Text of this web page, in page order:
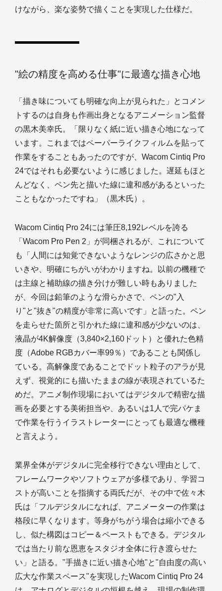
けながら、楽な姿勢で描くことを実現した仕様だ。
"絵の精度を高める仕事"に最適な描き心地
「描き味についても明確な向上が見られた」とコメン
トするのは自身も作画出身となるアニメーション監督
の黒木美幸氏。「限りなく紙に近い描き心地になって
います。これまではペーパーライクフィルムを貼って
作業をすることもあったのですが、Wacom Cintiq Pro
24ではそれも必要ないように感じました。遅延もほと
んどなく、ペン先と描いた線に違和感があるといった
こともなかったですね」（黒木氏）。
Wacom Cintiq Pro 24には筆圧8,192レベルを誇る
「Wacom Pro Pen 2」が同梱されるが、これについて
も「人間には知覚できないようなレンジの広さかと思
いきや、明確にちがいがわかりますね。以前の機種で
は主線と補助線の描き分けが難しい時もありました
が、今回は鉛筆のような滑らかさで、ペンの"入
り"と"抜き"の精度が非常に高いです」と語った。ペン
を走らせた箇所と引かれた線に違和感が少ないのは、
液晶が4K解像度（3,840×2,160ドット）と優れた色精
度（Adobe RGBカバー率99％）であることも関係し
ている。高解像度であることでドット粒子のアラが見
えず、視覚的にも描いたままの線が表現されているた
めだ。アニメ制作現場においてはデジタルで精密な描
画を必要とする美術担当や、あるいは1人で完パケま
で作業を行うイラストレーターにとっても最適な機種
と言えよう。
業界全体がデジタルに完全移行できない理由として、
フレームワークやソフトウェアが多様であり、学習コ
ストが高いことを指摘する両氏だが、その中で佐々木
氏は「フルデジタルになれば、アニメーターの作業は
格段に早くなります。等身がちがう場合は縮小できる
し、似た構図はコピー＆ペーストもできる。デジタル
では当たり前な恩恵をスタジオ全体に行き渡らせた
い」と語る。"手描きに近い描き心地"と"自由度の高い
広大な作業スペース"を実現したWacom Cintiq Pro 24